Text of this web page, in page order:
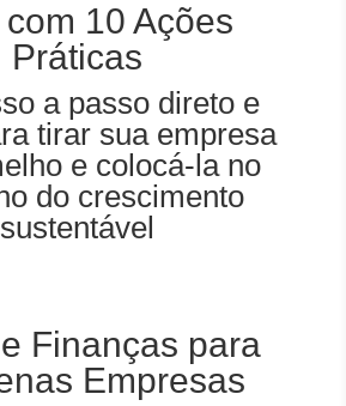
10 Ações
Práticas
a passo direto e
tirar sua empresa
e colocá-la no
do crescimento
sustentável
Finanças para
Empresas